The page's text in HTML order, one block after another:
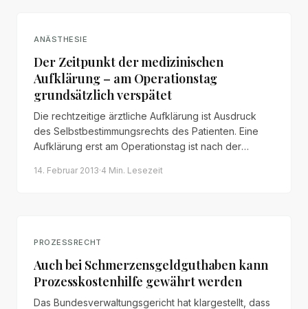
ANÄSTHESIE
Der Zeitpunkt der medizinischen
Aufklärung – am Operationstag
grundsätzlich verspätet
Die rechtzeitige ärztliche Aufklärung ist Ausdruck
des Selbstbestimmungsrechts des Patienten. Eine
Aufklärung erst am Operationstag ist nach der
mit erheblichen Folgen für mögliche
14. Februar 2013·4 Min. Lesezeit
PROZESSRECHT
Auch bei Schmerzensgeldguthaben kann
Prozesskostenhilfe gewährt werden
Das Bundesverwaltungsgericht hat klargestellt, dass